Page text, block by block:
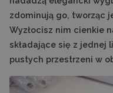
zdominują go, tworząc
Wyzłocisz nim cienkie
składające się z jednej
pustych przestrzeni w